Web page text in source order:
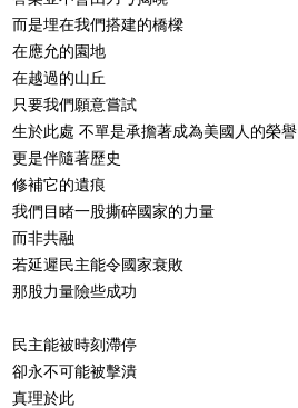
而是埋在我們搭建的橋樑
在應允的園地
在越過的山丘
只要我們願意嘗試
生於此處 不單是承擔著成為美國人的榮譽
更是伴隨著歷史
修補它的遺痕
我們目睹一股撕碎國家的力量
而非共融
若延遲民主能令國家衰敗
那股力量險些成功
民主能被時刻滯停
卻永不可能被擊潰
真理於此